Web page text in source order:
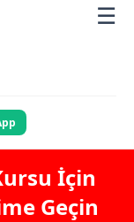
☰
İçin
Geçin